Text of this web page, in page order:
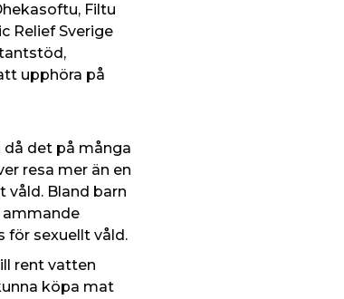
Filtu
Relief Sverige
upphöra på
det på många
resa mer än en
Bland barn
ammande
för sexuellt våld.
rent vatten
köpa mat